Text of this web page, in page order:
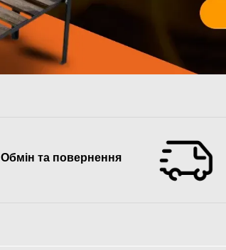
Обмін та повернення